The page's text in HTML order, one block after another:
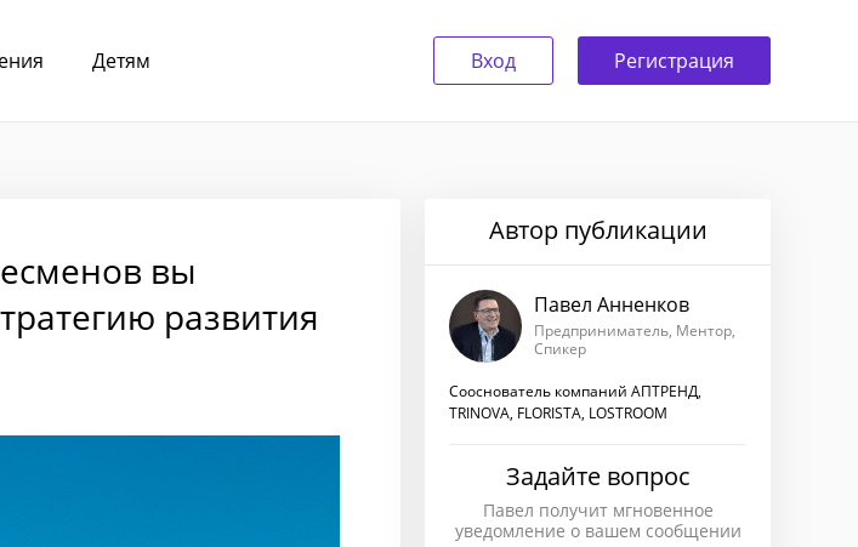
Детям Вход Регистрация
вы
развития
Автор публикации
Павел Анненков
Предприниматель, Ментор,
Спикер
Сооснователь компаний АПТРЕНД,
TRINOVA, FLORISTA, LOSTROOM
Задайте вопрос
Павел получит мгновенное
уведомление о вашем сообщении